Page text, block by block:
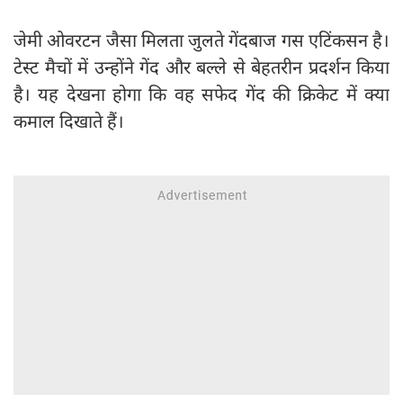
जेमी ओवरटन जैसा मिलता जुलते गेंदबाज गस एटिंकसन है।
टेस्ट मैचों में उन्होंने गेंद और बल्ले से बेहतरीन प्रदर्शन किया
है। यह देखना होगा कि वह सफेद गेंद की क्रिकेट में क्या
कमाल दिखाते हैं।